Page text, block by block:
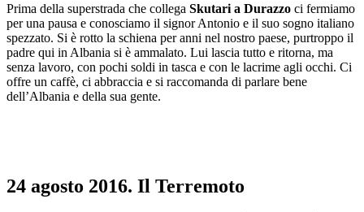
Prima della superstrada che collega Skutari a Durazzo ci fermiamo
per una pausa e conosciamo il signor Antonio e il suo sogno italiano
spezzato. Si è rotto la schiena per anni nel nostro paese, purtroppo il
padre qui in Albania si è ammalato. Lui lascia tutto e ritorna, ma
senza lavoro, con pochi soldi in tasca e con le lacrime agli occhi. Ci
offre un caffè, ci abbraccia e si raccomanda di parlare bene
dell’Albania e della sua gente.
24 agosto 2016. Il Terremoto